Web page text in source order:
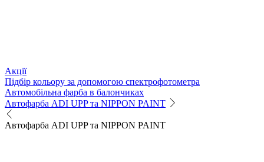
Акції
Підбір кольору за допомогою спектрофотометра
Автомобільна фарба в балончиках
Автофарба ADI UPP та NIPPON PAINT
Автофарба ADI UPP та NIPPON PAINT